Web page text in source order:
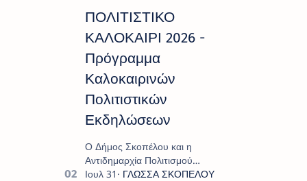
ΠΟΛΙΤΙΣΤΙΚΟ
ΚΑΛΟΚΑΙΡΙ 2026 -
Πρόγραμμα
Καλοκαιρινών
Πολιτιστικών
Εκδηλώσεων
Ο Δήμος Σκοπέλου και η
Αντιδημαρχία Πολιτισμού
παρουσιάζουν το πρόγραμμα «